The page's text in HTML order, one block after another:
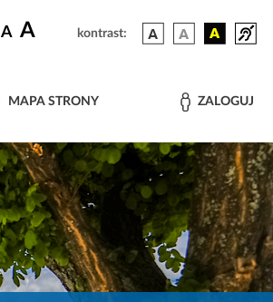
A A kontrast:
MAPA STRONY ZALOGUJ